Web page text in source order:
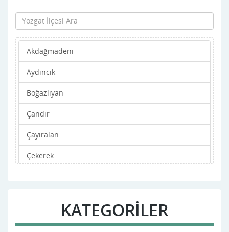
Akdağmadeni
Aydıncık
Boğazlıyan
Çandır
Çayıralan
Çekerek
KATEGORİLER